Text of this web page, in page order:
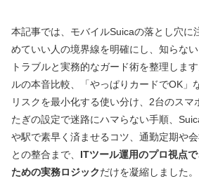
本記事では、モバイルSuicaの落とし穴に
めていい人の境界線を明確にし、知らな
トラブルと実務的なガード術を整理しま
ルの本音比較、「やっぱりカードでOK」
リスクを最小化する使い分け、2台のスマ
たぎの設定で迷路にハマらない手順、
や駅で素早く済ませるコツ、通勤定期や
との整合まで、 ITツール運用のプロ視点
ための実務ロジックだけを凝縮しました。